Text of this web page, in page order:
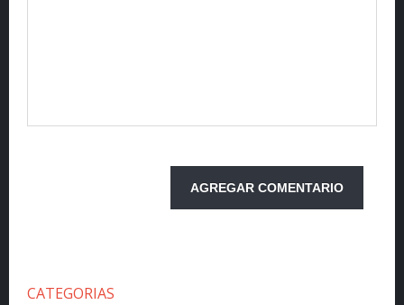
CATEGORIAS